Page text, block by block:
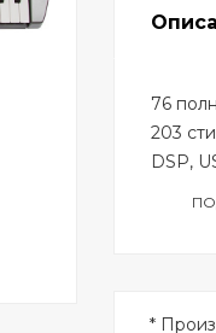
76
203
DSP,
*